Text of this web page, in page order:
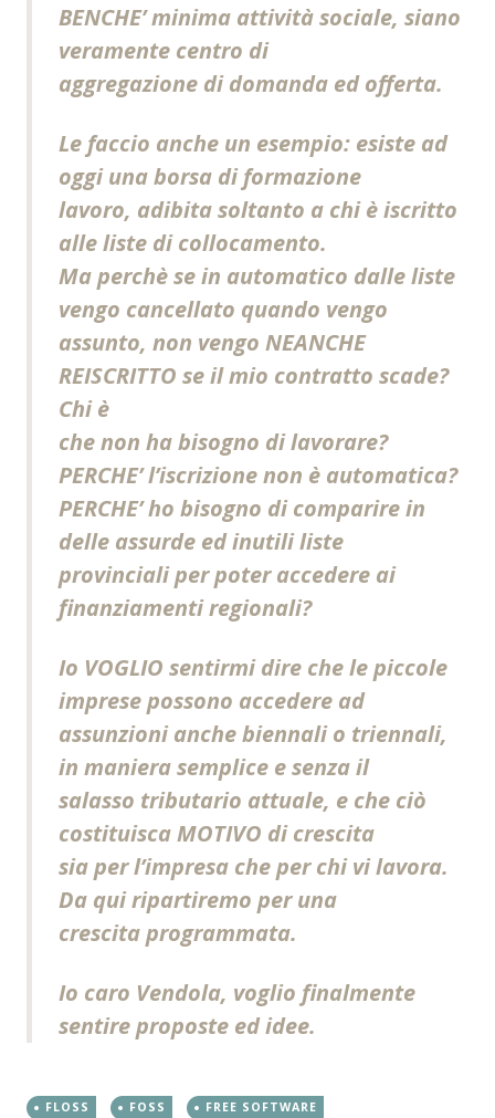
BENCHE’ minima attività sociale, siano
veramente centro di
aggregazione di domanda ed offerta.
Le faccio anche un esempio: esiste ad
oggi una borsa di formazione
lavoro, adibita soltanto a chi è iscritto
alle liste di collocamento.
Ma perchè se in automatico dalle liste
vengo cancellato quando vengo
assunto, non vengo NEANCHE
REISCRITTO se il mio contratto scade?
Chi è
che non ha bisogno di lavorare?
PERCHE’ l’iscrizione non è automatica?
PERCHE’ ho bisogno di comparire in
delle assurde ed inutili liste
provinciali per poter accedere ai
finanziamenti regionali?
Io VOGLIO sentirmi dire che le piccole
imprese possono accedere ad
assunzioni anche biennali o triennali,
in maniera semplice e senza il
salasso tributario attuale, e che ciò
costituisca MOTIVO di crescita
sia per l’impresa che per chi vi lavora.
Da qui ripartiremo per una
crescita programmata.
Io caro Vendola, voglio finalmente
sentire proposte ed idee.
FLOSS FOSS
FREE SOFTWARE